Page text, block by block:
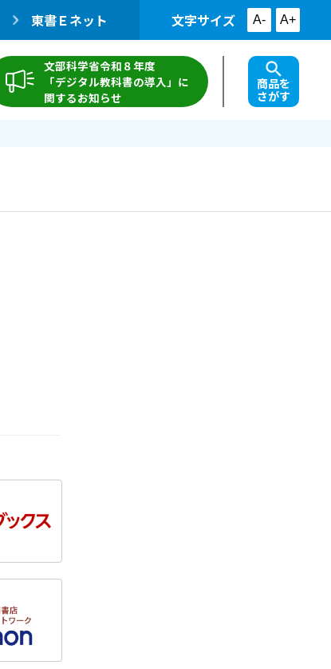
東書Ｅネット 文字サイズ A- A+
文部科学省令和８年度
「デジタル教科書の導入」に
関するお知らせ
商品を
さがす